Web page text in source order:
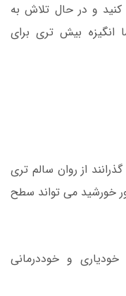
و در حال تلاش به
انگیزه بیش تری برای
از روان سالم تری
خورشید می تواند سطح
خودیاری و خوددرمانی